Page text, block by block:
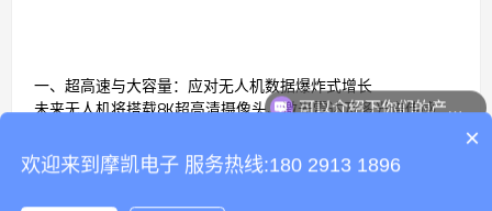
一、超高速与大容量：应对无人机数据爆炸式增长
未来无人机将搭载8K超高清摄像头、激光雷达及多光谱传感
以满足实时写入需求，需支持SD Express标准（理论速率
4GB/s），并适配PCIe NVMe协议。摩凯电子正在研发的SD9.0
可以介绍下你们的产品么
×
欢迎来到摩凯电子 服务热线:180 2913 1896